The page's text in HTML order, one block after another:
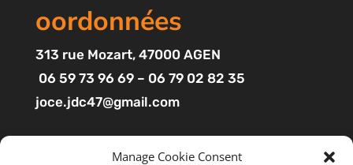
Manage Cookie Consent
oordonnées
313 rue Mozart, 47000 AGEN
06 59 73 96 69 – 06 79 02 82 35
joce.jdc47@gmail.com